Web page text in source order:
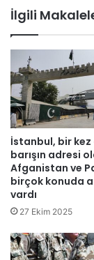
r
.
.
n
k
e
k
a
z
a
s
ı
n
d
a
c
n
k
İlgili
İstanbul, bir kez
barışın adresi
Afganistan ve
birçok konuda
vardı
27 Ekim 2025